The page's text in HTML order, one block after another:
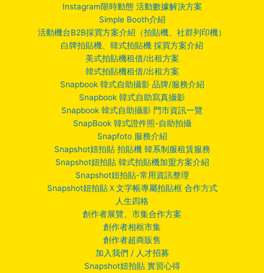
Instagram限時動態 活動數據解決方案
Simple Booth介紹
活動機台B2B採買方案介紹（拍貼機、社群列印機）
白牌拍貼機、韓式拍貼機 採買方案介紹
美式拍貼機租借/出租方案
韓式拍貼機租借/出租方案
Snapbook 韓式自助攝影 品牌/服務介紹
Snapbook 韓式自助寫真攝影
Snapbook 韓式自助攝影 門市資訊一覽
SnapBook 韓式證件照-自助拍攝
Snapfoto 服務介紹
Snapshot妞拍貼 拍貼機 韓系制服租賃服務
Snapshot妞拍貼 韓式拍貼機加盟方案介紹
Snapshot妞拍貼-常用資訊整理
Snapshot妞拍貼Ｘ文字帳專屬拍貼框 合作方式
人生四格
創作者展覽、市集合作方案
創作者相框市集
創作者超商販售
加入我們 / 人才招募
Snapshot妞拍貼 實習心得